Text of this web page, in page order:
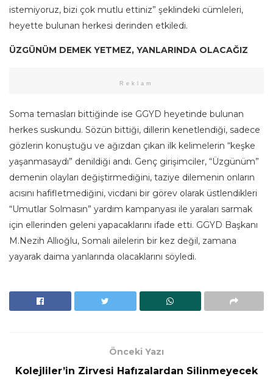
istemiyoruz, bizi çok mutlu ettiniz” şeklindeki cümleleri,
heyette bulunan herkesi derinden etkiledi.
ÜZGÜNÜM DEMEK YETMEZ, YANLARINDA OLACAĞIZ
Reklam
Soma temasları bittiğinde ise GGYD heyetinde bulunan
herkes suskundu. Sözün bittiği, dillerin kenetlendiği, sadece
gözlerin konuştuğu ve ağızdan çıkan ilk kelimelerin “keşke
yaşanmasaydı” denildiği andı. Genç girişimciler, “Üzgünüm”
demenin olayları değiştirmediğini, taziye dilemenin onların
acısını hafifletmediğini, vicdani bir görev olarak üstlendikleri
“Umutlar Solmasın” yardım kampanyası ile yaraları sarmak
için ellerinden geleni yapacaklarını ifade etti. GGYD Başkanı
M.Nezih Allıoğlu, Somalı ailelerin bir kez değil, zamana
yayarak daima yanlarında olacaklarını söyledi.
Önceki Yazı
Kolejliler’in Zirvesi Hafızalardan Silinmeyecek